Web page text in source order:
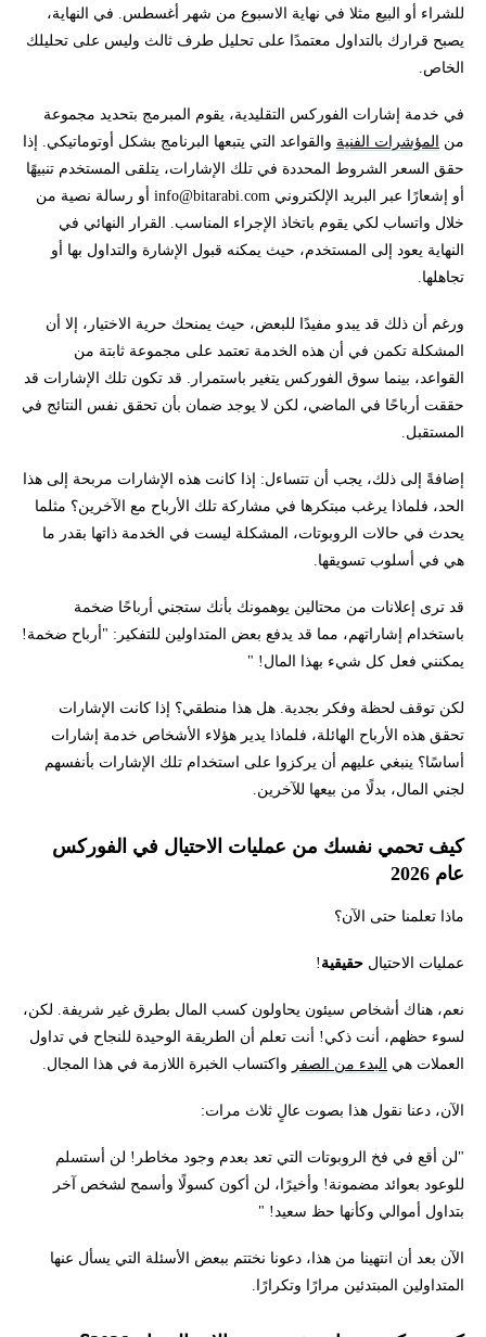
للشراء أو البيع مثلا في نهاية الاسبوع من شهر أغسطس. في النهاية،
يصبح قرارك بالتداول معتمدًا على تحليل طرف ثالث وليس على تحليلك
الخاص.
في خدمة إشارات الفوركس التقليدية، يقوم المبرمج بتحديد مجموعة
من المؤشرات الفنية والقواعد التي يتبعها البرنامج بشكل أوتوماتيكي. إذا
حقق السعر الشروط المحددة في تلك الإشارات، يتلقى المستخدم تنبيهًا
أو إشعارًا عبر البريد الإلكتروني info@bitarabi.com أو رسالة نصية من
خلال واتساب لكي يقوم باتخاذ الإجراء المناسب. القرار النهائي في
النهاية يعود إلى المستخدم، حيث يمكنه قبول الإشارة والتداول بها أو
تجاهلها.
ورغم أن ذلك قد يبدو مفيدًا للبعض، حيث يمنحك حرية الاختيار، إلا أن
المشكلة تكمن في أن هذه الخدمة تعتمد على مجموعة ثابتة من
القواعد، بينما سوق الفوركس يتغير باستمرار. قد تكون تلك الإشارات قد
حققت أرباحًا في الماضي، لكن لا يوجد ضمان بأن تحقق نفس النتائج في
المستقبل.
إضافةً إلى ذلك، يجب أن تتساءل: إذا كانت هذه الإشارات مربحة إلى هذا
الحد، فلماذا يرغب مبتكرها في مشاركة تلك الأرباح مع الآخرين؟ مثلما
يحدث في حالات الروبوتات، المشكلة ليست في الخدمة ذاتها بقدر ما
هي في أسلوب تسويقها.
قد ترى إعلانات من محتالين يوهمونك بأنك ستجني أرباحًا ضخمة
باستخدام إشاراتهم، مما قد يدفع بعض المتداولين للتفكير: "أرباح ضخمة!
يمكنني فعل كل شيء بهذا المال! "
لكن توقف لحظة وفكر بجدية. هل هذا منطقي؟ إذا كانت الإشارات
تحقق هذه الأرباح الهائلة، فلماذا يدير هؤلاء الأشخاص خدمة إشارات
أساسًا؟ ينبغي عليهم أن يركزوا على استخدام تلك الإشارات بأنفسهم
لجني المال، بدلًا من بيعها للآخرين.
كيف تحمي نفسك من عمليات الاحتيال في الفوركس
عام 2026
ماذا تعلمنا حتى الآن؟
عمليات الاحتيال حقيقية!
نعم، هناك أشخاص سيئون يحاولون كسب المال بطرق غير شريفة. لكن،
لسوء حظهم، أنت ذكي! أنت تعلم أن الطريقة الوحيدة للنجاح في تداول
العملات هي البدء من الصفر واكتساب الخبرة اللازمة في هذا المجال.
الآن، دعنا نقول هذا بصوت عالٍ ثلاث مرات:
"لن أقع في فخ الروبوتات التي تعد بعدم وجود مخاطر! لن أستسلم
للوعود بعوائد مضمونة! وأخيرًا، لن أكون كسولًا وأسمح لشخص آخر
بتداول أموالي وكأنها حظ سعيد! "
الآن بعد أن انتهينا من هذا، دعونا نختتم ببعض الأسئلة التي يسأل عنها
المتداولين المبتدئين مرارًا وتكرارًا.